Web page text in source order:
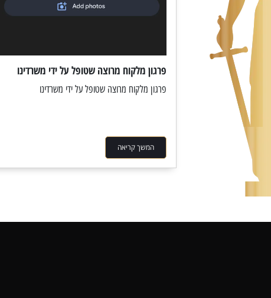
פרגון מלקוח מרוצה שטופל על ידי משרדינו
פרגון מלקוח מרוצה שטופל על ידי משרדינו
המשך קריאה